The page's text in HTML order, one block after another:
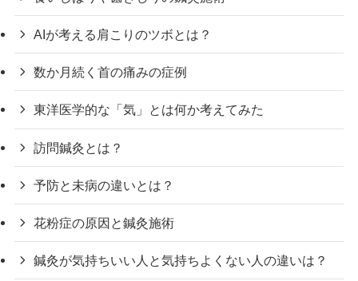
AIが考える肩こりのツボとは？
数か月続く首の痛みの症例
東洋医学的な「気」とは何か考えてみた
訪問鍼灸とは？
予防と未病の違いとは？
花粉症の原因と鍼灸施術
鍼灸が気持ちいい人と気持ちよくない人の違いは？